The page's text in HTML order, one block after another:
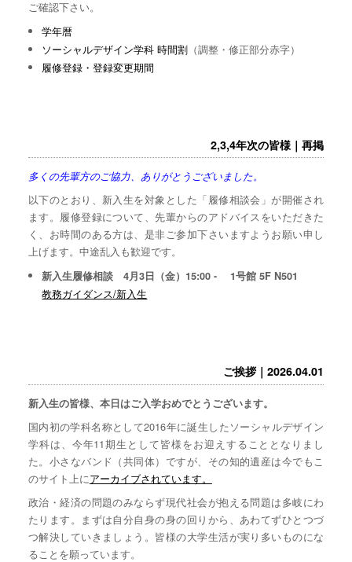
ご確認下さい。
学年暦
ソーシャルデザイン学科 時間割 （調整・修正部分赤字）
履修登録・登録変更期間
2,3,4年次の皆様｜再掲
多くの先輩方のご協力、ありがとうございました。
以下のとおり、新入生を対象とした「履修相談会」が開催され
ます。履修登録について、先輩からのアドバイスをいただきた
く、お時間のある方は、是非ご参加下さいますようお願い申し
上げます。中途乱入も歓迎です。
新入生履修相談 4月3日（金）15:00 - 1号館 5F N501
教務ガイダンス/新入生
ご挨拶｜2026.04.01
新入生の皆様、本日はご入学おめでとうございます。
国内初の学科名称として2016年に誕生したソーシャルデザイン
学科は、今年11期生として皆様をお迎えすることとなりまし
た。小さなバンド（共同体）ですが、その知的遺産は今でもこ
のサイト上にアーカイブされています。
政治・経済の問題のみならず現代社会が抱える問題は多岐にわ
たります。まずは自分自身の身の回りから、あわてずひとつづ
つ解決していきましょう。皆様の大学生活が実り多いものにな
ることを願っています。